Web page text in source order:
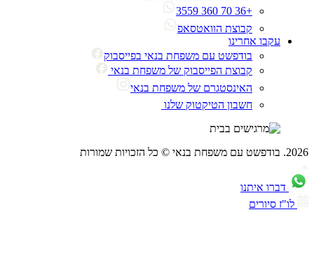
קבוצת הוואטסאפ
עקבו אחרינו
בודפשט עם משפחת בנאי בפייסבוק
קבוצת הפייסבוק של משפחת בנאי
האינסטגרם של משפחת בנאי
חשבון הטיקטוק שלנו
איתנו
סיורים